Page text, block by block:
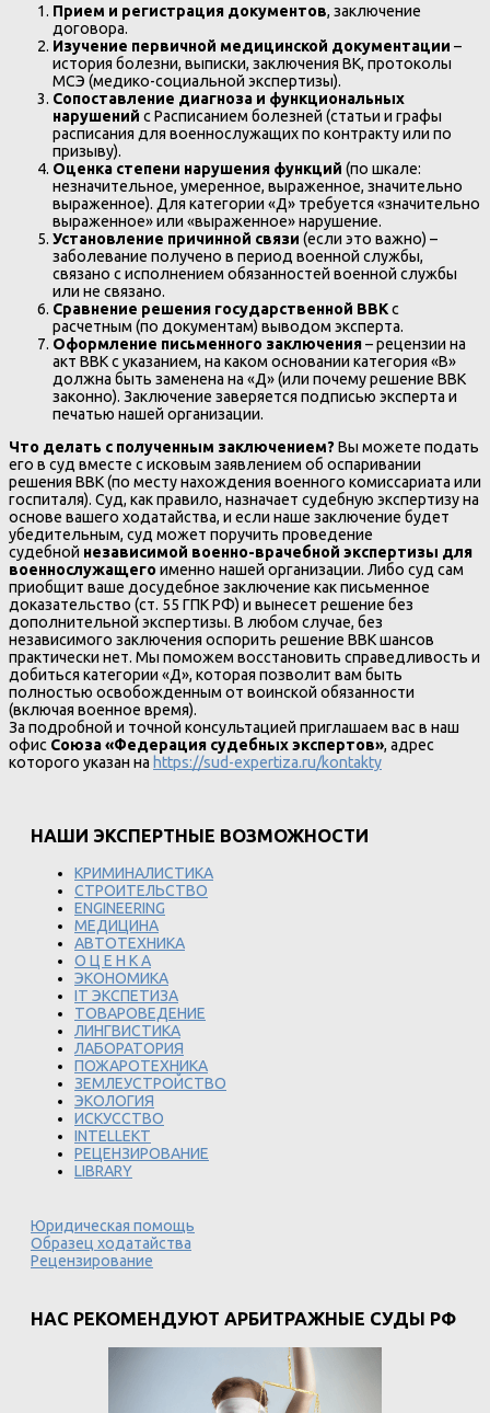
Прием и регистрация документов, заключение
договора.
Изучение первичной медицинской документации –
история болезни, выписки, заключения ВК, протоколы
МСЭ (медико-социальной экспертизы).
Сопоставление диагноза и функциональных
нарушений с Расписанием болезней (статьи и графы
расписания для военнослужащих по контракту или по
призыву).
Оценка степени нарушения функций (по шкале:
незначительное, умеренное, выраженное, значительно
выраженное). Для категории «Д» требуется «значительно
выраженное» или «выраженное» нарушение.
Установление причинной связи (если это важно) –
заболевание получено в период военной службы,
связано с исполнением обязанностей военной службы
или не связано.
Сравнение решения государственной ВВКс
расчетным (по документам) выводом эксперта.
Оформление письменного заключения– рецензии на
акт ВВК с указанием, на каком основании категория «В»
должна быть заменена на «Д» (или почему решение ВВК
законно). Заключение заверяется подписью эксперта и
печатью нашей организации.
Что делать с полученным заключением? Вы можете подать
его в суд вместе с исковым заявлением об оспаривании
решения ВВК (по месту нахождения военного комиссариата или
госпиталя). Суд, как правило, назначает судебную экспертизу на
основе вашего ходатайства, и если наше заключение будет
убедительным, суд может поручить проведение
судебной независимой военно-врачебной экспертизы для
военнослужащего именно нашей организации. Либо суд сам
приобщит ваше досудебное заключение как письменное
доказательство (ст. 55 ГПК РФ) и вынесет решение без
дополнительной экспертизы. В любом случае, без
независимого заключения оспорить решение ВВК шансов
практически нет. Мы поможем восстановить справедливость и
добиться категории «Д», которая позволит вам быть
полностью освобожденным от воинской обязанности
(включая военное время).
За подробной и точной консультацией приглашаем вас в наш
офис Союза «Федерация судебных экспертов», адрес
которого указан на https://sud-expertiza.ru/kontakty
НАШИ ЭКСПЕРТНЫЕ ВОЗМОЖНОСТИ
КРИМИНАЛИСТИКА
СТРОИТЕЛЬСТВО
ENGINEERING
МЕДИЦИНА
АВТОТЕХНИКА
О Ц Е Н К А
ЭКОНОМИКА
IT ЭКСПЕТИЗА
ТОВАРОВЕДЕНИЕ
ЛИНГВИСТИКА
ЛАБОРАТОРИЯ
ПОЖАРОТЕХНИКА
ЗЕМЛЕУСТРОЙСТВО
ЭКОЛОГИЯ
ИСКУССТВО
INTELLEKT
РЕЦЕНЗИРОВАНИЕ
LIBRARY
Юридическая помощь
Образец ходатайства
Рецензирование
НАС РЕКОМЕНДУЮТ АРБИТРАЖНЫЕ СУДЫ РФ